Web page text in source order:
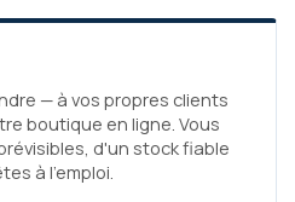
— à vos propres clients
boutique en ligne. Vous
d'un stock fiable
à l'emploi.